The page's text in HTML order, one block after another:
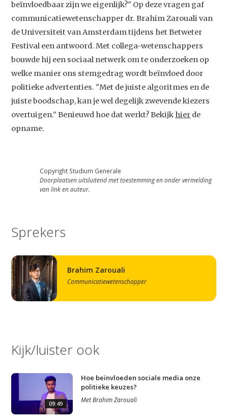
Studium Generale
Video
beïnvloedbaar zijn we eigenlijk?" Op deze vragen gaf
communicatiewetenschapper dr. Brahim Zarouali van
de Universiteit van Amsterdam tijdens het Betweter
Festival een antwoord. Met collega-wetenschappers
bouwde hij een sociaal netwerk om te onderzoeken op
welke manier ons stemgedrag wordt beïnvloed door
politieke advertenties. "Met de juiste algoritmes en de
juiste boodschap, kan je wel degelijk zwevende kiezers
overtuigen." Benieuwd hoe dat werkt? Bekijk hier de
opname.
Copyright Studium Generale
Doorplaatsen uitsluitend met toestemming en onder vermelding
van link en auteur.
Sprekers
Brahim Zarouali
Communicatiewetenschapper
Kijk/luister ook
09:49
Hoe beïnvloeden sociale media onze
politieke keuzes?
MetBrahim Zarouali